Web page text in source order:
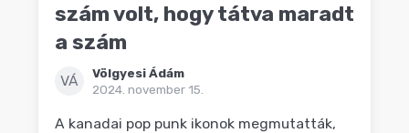
szám volt, hogy tátva maradt
a szám
VÁ
Völgyesi Ádám
2024. november 15.
A kanadai pop punk ikonok megmutatták,